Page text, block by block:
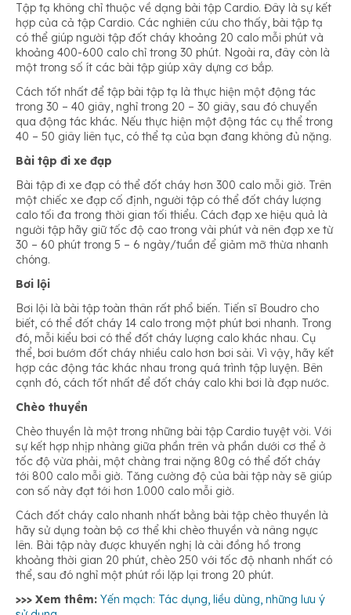
Tập tạ không chỉ thuộc về dạng bài tập Cardio. Đây là sự kết
hợp của cả tập Cardio. Các nghiên cứu cho thấy, bài tập tạ
có thể giúp người tập đốt cháy khoảng 20 calo mỗi phút và
khoảng 400-600 calo chỉ trong 30 phút. Ngoài ra, đây còn là
một trong số ít các bài tập giúp xây dựng cơ bắp.
Cách tốt nhất để tập bài tập tạ là thực hiện một động tác
trong 30 – 40 giây, nghỉ trong 20 – 30 giây, sau đó chuyển
qua động tác khác. Nếu thực hiện một động tác cụ thể trong
40 – 50 giây liên tục, có thể tạ của bạn đang không đủ nặng.
Bài tập đi xe đạp
Bài tập đi xe đạp có thể đốt cháy hơn 300 calo mỗi giờ. Trên
một chiếc xe đạp cố định, người tập có thể đốt cháy lượng
calo tối đa trong thời gian tối thiểu. Cách đạp xe hiệu quả là
người tập hãy giữ tốc độ cao trong vài phút và nên đạp xe từ
30 – 60 phút trong 5 – 6 ngày/tuần để giảm mỡ thừa nhanh
chóng.
Bơi lội
Bơi lội là bài tập toàn thân rất phổ biến. Tiến sĩ Boudro cho
biết, có thể đốt cháy 14 calo trong một phút bơi nhanh. Trong
đó, mỗi kiểu bơi có thể đốt cháy lượng calo khác nhau. Cụ
thể, bơi bướm đốt cháy nhiều calo hơn bơi sải. Vì vậy, hãy kết
hợp các động tác khác nhau trong quá trình tập luyện. Bên
cạnh đó, cách tốt nhất để đốt cháy calo khi bơi là đạp nước.
Chèo thuyền
Chèo thuyền là một trong những bài tập Cardio tuyệt vời. Với
sự kết hợp nhịp nhàng giữa phần trên và phần dưới cơ thể ở
tốc độ vừa phải, một chàng trai nặng 80g có thể đốt cháy
tới 800 calo mỗi giờ. Tăng cường độ của bài tập này sẽ giúp
con số này đạt tới hơn 1.000 calo mỗi giờ.
Cách đốt cháy calo nhanh nhất bằng bài tập chèo thuyền là
hãy sử dụng toàn bộ cơ thể khi chèo thuyền và nâng ngực
lên. Bài tập này được khuyến nghị là cài đồng hồ trong
khoảng thời gian 20 phút, chèo 250 với tốc độ nhanh nhất có
thể, sau đó nghỉ một phút rồi lặp lại trong 20 phút.
>>> Xem thêm: Yến mạch: Tác dụng, liều dùng, những lưu ý